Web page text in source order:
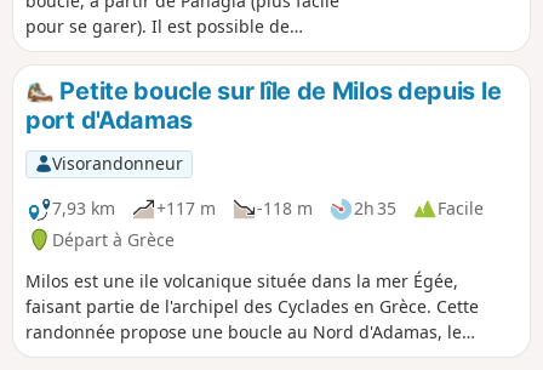
pour se garer). Il est possible de
rejoindre Pyrgos par la route. On
descend jusqu'à la plage de Sykamia
après avoir passé le petit village de
Galani (n°6). De là on peut continuer sur
les rochers pour atteindre Skala (n°6A).
Le retour à Panagia monte en passant
par la Chapelle Agia Barbara (n°5). On
peut aussi se rendre au départ en
prenant le bus à partir de Livadi ou
Chora. Hors saison, c'est le bus scolaire,
renseignez vous pour les horaires. La
carte des randonnées est affichée aux
arrêts de bus à Livadi et Chora. Carte
Petite boucle sur lîle de Milos depuis le
port d'Adamas
Visorandonneur
7,93 km
+117 m -118 m 2h 35
Facile
Départ à Grèce
Milos est une ile volcanique située dans la mer Égée,
faisant partie de l'archipel des Cyclades en Grèce. Cette
randonnée propose une boucle au Nord d'Adamas, le
principal port de l'île.